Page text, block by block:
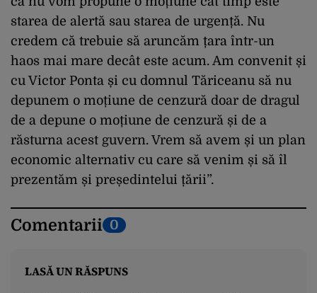
starea de alertă sau starea de urgență. Nu
credem că trebuie să aruncăm țara într-un
haos mai mare decât este acum. Am convenit și
cu Victor Ponta și cu domnul Tăriceanu să nu
depunem o moțiune de cenzură doar de dragul
de a depune o moțiune de cenzură și de a
răsturna acest guvern. Vrem să avem și un plan
economic alternativ cu care să venim și să îl
prezentăm și președintelui țării”.
Comentarii 0
LASĂ UN RĂSPUNS